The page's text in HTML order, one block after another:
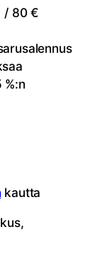
/ 80 €
%:n
kautta